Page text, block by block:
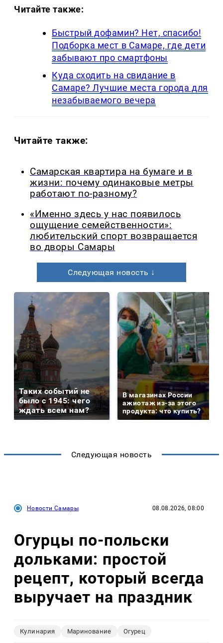
Читайте также:
Быстрый дофамин? Нет, спасибо!
Подборка мест в Самаре, где дети
забывают про смартфоны
Куда сходить на свидание в
Самаре? Лучшие места города для
незабываемого вечера
Читайте также:
Самарская квартира на бумаге и в
жизни: почему одинаковые метры
работают по-разному?
«Именно здесь у нас появилось
ощущение семейственности»:
любительский спорт возвращается
во дворы Самары
Следующая новость ↓
Таких событий не
было с 1945: чего
ждать всем нам?
В магазинах России
ажиотаж из-за этого
продукта: что купить?
Следующая новость
Новости Самары 08.08.2026, 08:00
Огурцы по‑польски
дольками: простой
рецепт, который всегда
выручает на праздник
Кулинария Маринование Огурец